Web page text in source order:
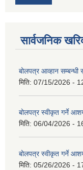
सार्वजनिक
बोलपत्र आव्हान सम्बन्धी
मिति: 07/15/2026 -
बोलपत्र स्वीकृत गर्ने
मिति: 06/04/2026 -
बोलपत्र स्वीकृत गर्ने
मिति: 05/26/2026 -